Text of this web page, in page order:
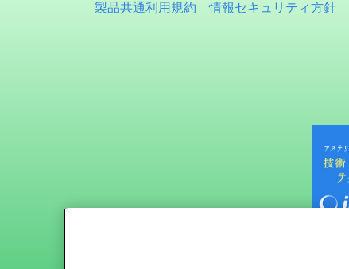
製品共通利用規約 情報セキュリティ方針